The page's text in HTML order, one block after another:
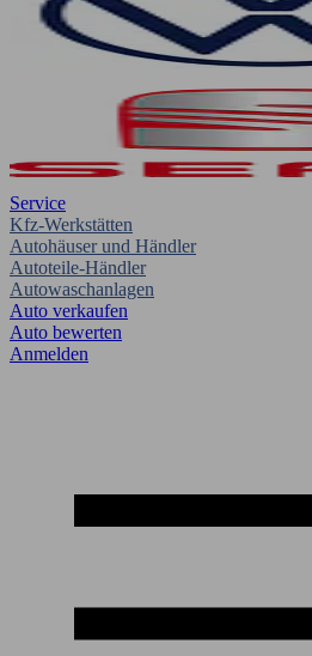
Service
Kfz-Werkstätten
Autohäuser und Händler
Autoteile-Händler
Autowaschanlagen
Auto verkaufen
Auto bewerten
Anmelden